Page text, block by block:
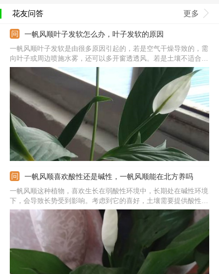
花友问答 更多
一帆风顺叶子发软怎么办，叶子发软的原因
一帆风顺叶子发软是由很多原因引起的，若是空气干燥导致的，需
向叶子或周边喷施水雾，还可以多开窗透透风。若是土壤不适合导
致的，要定期换盆翻土，土壤可用泥炭土、腐叶土、河沙、腐熟的
饼肥混合配制。若是光照强烈导致的，可以及时搬到阴凉的环境
中。若是水肥不当导致的，需根据水肥多少适当调节。
一帆风顺喜欢酸性还是碱性，一帆风顺能在北方养吗
一帆风顺这种植物，喜欢生长在弱酸性环境中，长期处在碱性环境
下，会导致长势受到影响。考虑到它的喜好，土壤需要提供酸性
土，可以选择肥沃的腐叶土。水质尽量也要保证是酸性的，平时可
用雨水、雪水、河水等浇灌，也可以用淘米水，或是在水中加入一
点醋、啤酒等酸性物质，来保证好生长的条件。